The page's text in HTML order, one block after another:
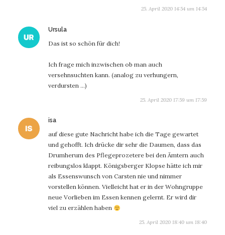
25. April 2020 14:54 um 14:54
Ursula
Das ist so schön für dich!
Ich frage mich inzwischen ob man auch
versehnsuchten kann. (analog zu verhungern,
verdursten …)
25. April 2020 17:59 um 17:59
isasagt:
auf diese gute Nachricht habe ich die Tage gewartet
und gehofft. Ich drücke dir sehr die Daumen, dass das
Drumherum des Pflegeprozetere bei den Ämtern auch
reibungslos klappt. Königsberger Klopse hätte ich mir
als Essenswunsch von Carsten nie und nimmer
vorstellen können. Vielleicht hat er in der Wohngruppe
neue Vorlieben im Essen kennen gelernt. Er wird dir
viel zu erzählen haben
25. April 2020 18:40 um 18:40